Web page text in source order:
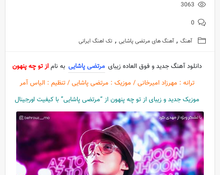
3063
0
آهنگ , آهنگ های مرتضی پاشایی , تک اهنگ ایرانی
دانلود آهنگ جدید و فوق العاده زیبای مرتضی پاشایی به نام از تو چه پنهون
ترانه : مهرزاد امیرخانی / موزیک : مرتضی پاشایی / تنظیم : الیاس آمر
موزیک جدید و زیبای از تو چه پنهون از “مرتضی پاشایی” با کیفیت اورجینال